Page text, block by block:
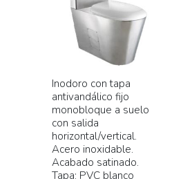
Inodoro con tapa
antivandálico fijo
monobloque a suelo
con salida
horizontal/vertical.
Acero inoxidable.
Acabado satinado.
Tapa: PVC blanco